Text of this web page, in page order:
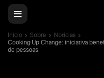
Início Sobre
Notícias
Cooking Up Change: iniciativa
de pessoas